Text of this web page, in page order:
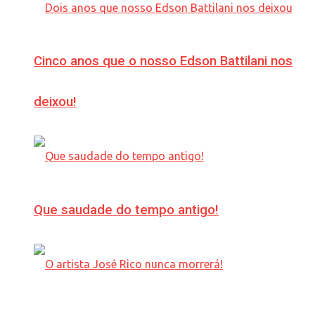
Cinco anos que o nosso Edson Battilani nos
deixou!
Que saudade do tempo antigo!